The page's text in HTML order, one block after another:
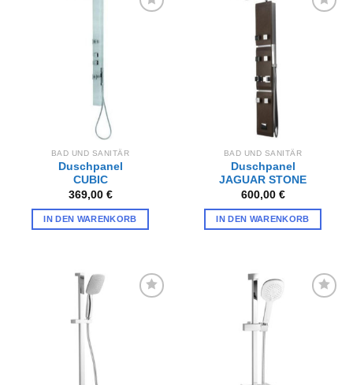
BAD UND SANITÄR
Duschpanel
CUBIC
369,00 €
IN DEN WARENKORB
BAD UND SANITÄR
Duschpanel
JAGUAR STONE
600,00 €
IN DEN WARENKORB